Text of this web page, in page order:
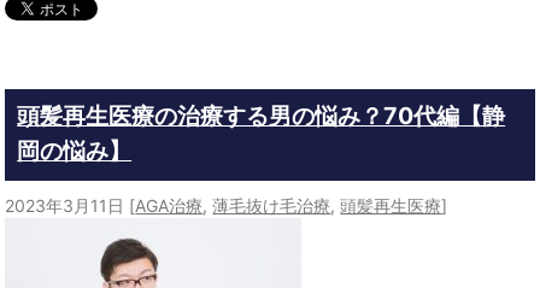
頭髪再生医療の治療する男の悩み？70代編【静
岡の悩み】
2023年3月11日 [AGA治療,薄毛抜け毛治療,頭髪再生医療]